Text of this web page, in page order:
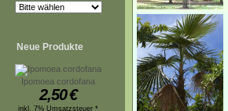
Neue Produkte
Ipomoea cordofana
2,50€
inkl. 7% Umsatzsteuer *